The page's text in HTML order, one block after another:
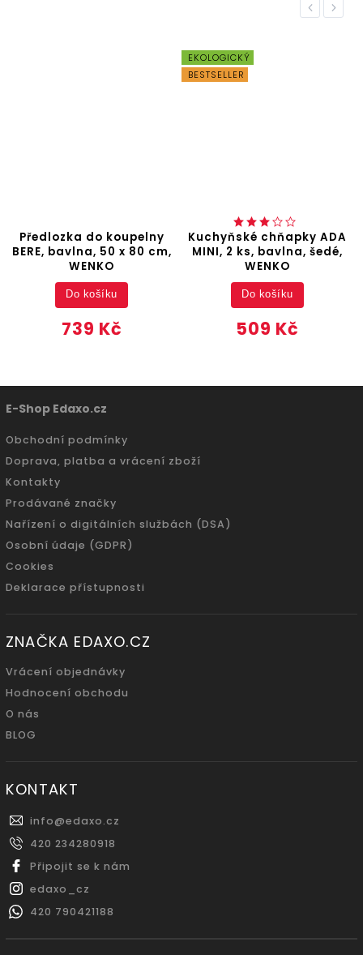
Previous
Předlozka do koupelny
BERE, bavlna, 50 x 80 cm,
WENKO
739 Kč
Do košíku
EKOLOGICKÝ
BESTSELLER
Kuchyňské chňapky ADA
MINI, 2 ks, bavlna, šedé,
WENKO
509 Kč
Do košíku
Next
E-Shop Edaxo.cz
Obchodní podmínky
Doprava, platba a vrácení zboží
Kontakty
Prodávané značky
Nařízení o digitálních službách (DSA)
Osobní údaje (GDPR)
Cookies
Deklarace přístupnosti
ZNAČKA EDAXO.CZ
Vrácení objednávky
Hodnocení obchodu
O nás
BLOG
KONTAKT
info@edaxo.cz
420 234280918
Připojit se k nám
edaxo_cz
420 790421188